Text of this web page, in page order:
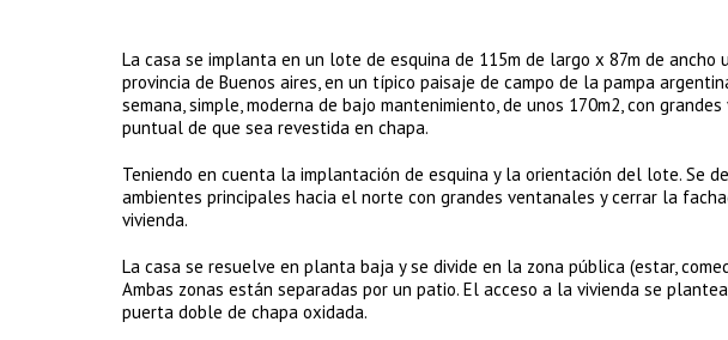
La casa se implanta en un lote de esquina de 115m de largo x 87m de ancho
provincia de Buenos aires, en un típico paisaje de campo de la pampa
semana, simple, moderna de bajo mantenimiento, de unos 170m2, con
puntual de que sea revestida en chapa.
Teniendo en cuenta la implantación de esquina y la orientación del lote. Se
ambientes principales hacia el norte con grandes ventanales y cerrar la
vivienda.
La casa se resuelve en planta baja y se divide en la zona pública (estar,
Ambas zonas están separadas por un patio. El acceso a la vivienda se
puerta doble de chapa oxidada.